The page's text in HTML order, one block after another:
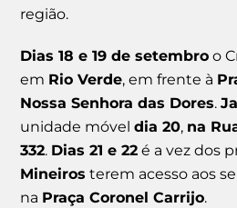
região.
Dias 18 e 19 de setembro o
em Rio Verde, em frente à
Nossa Senhora das Dores.
unidade móveldia 20, na
332. Dias 21 e 22 é a vez dos
Mineiros terem acesso aos
na Praça Coronel Carrijo.